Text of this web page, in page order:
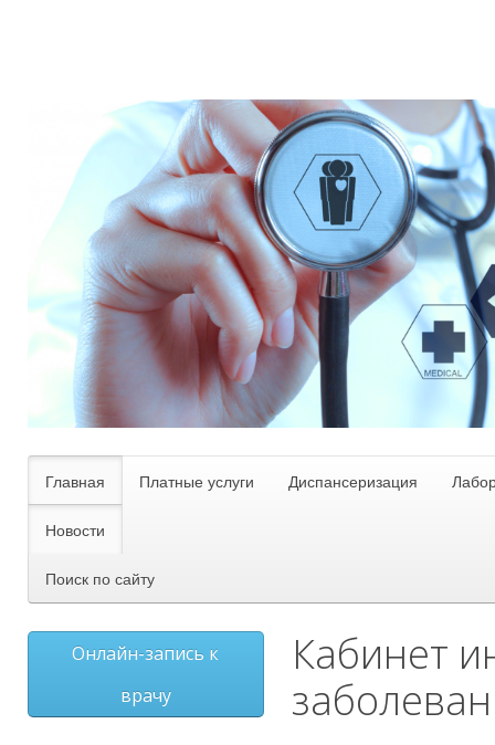
Главная Платные услуги Диспансеризация
Новости
Поиск по сайту
Кабинет
Онлайн-запись к
врачу